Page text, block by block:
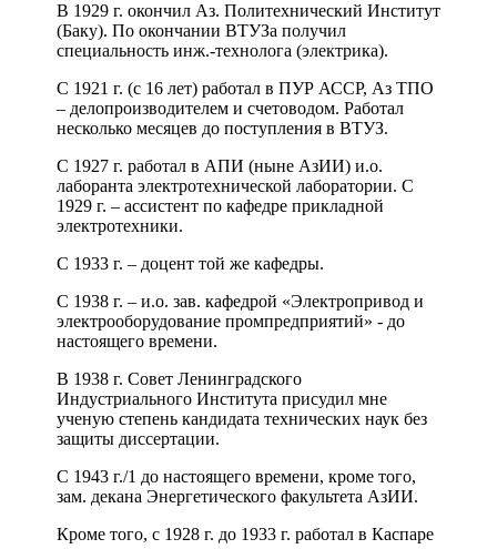
В 1929 г. окончил Аз. Политехнический Институт
(Баку). По окончании ВТУЗа получил
специальность инж.-технолога (электрика).
С 1921 г. (с 16 лет) работал в ПУР АССР, Аз ТПО
– делопроизводителем и счетоводом. Работал
несколько месяцев до поступления в ВТУЗ.
С 1927 г. работал в АПИ (ныне АзИИ) и.о.
лаборанта электротехнической лаборатории. С
1929 г. – ассистент по кафедре прикладной
электротехники.
С 1933 г. – доцент той же кафедры.
С 1938 г. – и.о. зав. кафедрой «Электропривод и
электрооборудование промпредприятий» - до
настоящего времени.
В 1938 г. Совет Ленинградского
Индустриального Института присудил мне
ученую степень кандидата технических наук без
защиты диссертации.
С 1943 г./1 до настоящего времени, кроме того,
зам. декана Энергетического факультета АзИИ.
Кроме того, с 1928 г. до 1933 г. работал в Каспаре